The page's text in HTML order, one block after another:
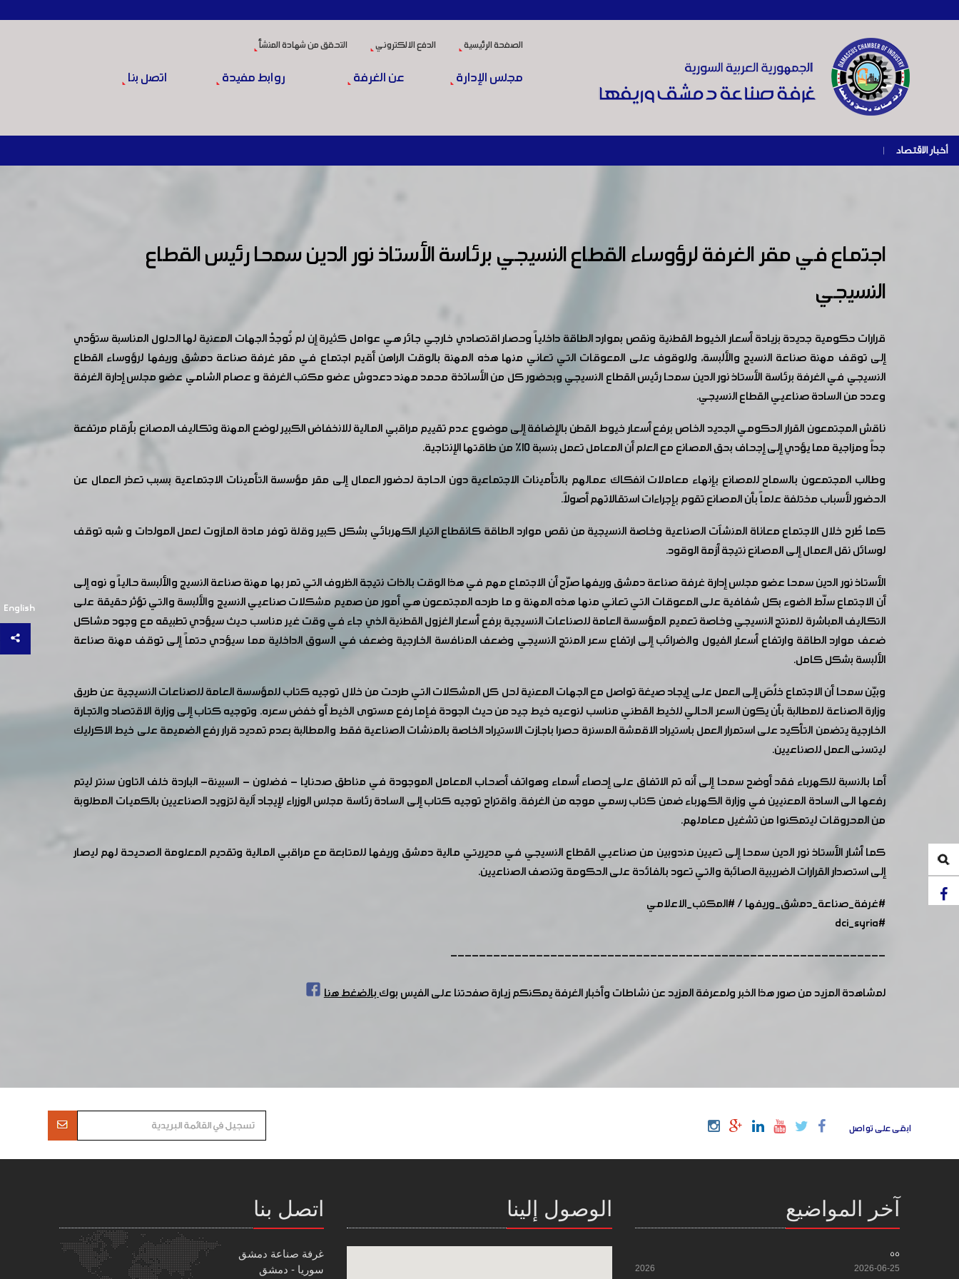
الصفحة الرئيسية الدفع الالكتروني التحقق من شهادة المنشأ
مجلس الإدارة عن الغرفة روابط مفيدة اتصل بنا
أخبار الاقتصاد |
English
اجتماع في مقر الغرفة لرؤوساء القطاع النسيجي برئاسة الأستاذ نور الدين سمحا رئيس القطاع
النسيجي
قرارات حكومية جديدة بزيادة أسعار الخيوط القطنية ونقص بموارد الطاقة داخلياً وحصار اقتصادي خارجي جائر هي عوامل كثيرة إن لم تُوجدْ الجهات المعنية لها الحلول المناسبة ستؤدي
إلى توقف مهنة صناعة النسيج والألبسة، وللوقوف على المعوقات التي تعاني منها هذه المهنة بالوقت الراهن أقيم اجتماع في مقر غرفة صناعة دمشق وريفها لرؤوساء القطاع
النسيجي في الغرفة برئاسة الأستاذ نور الدين سمحا رئيس القطاع النسيجي وبحضور كل من الأساتذة محمد مهند دعدوش عضو مكتب الغرفة و عصام الشامي عضو مجلس إدارة الغرفة
وعدد من السادة صناعيي القطاع النسيجي.
ناقش المجتمعون القرار الحكومي الجديد الخاص برفع أسعار خيوط القطن بالإضافة إلى موضوع عدم تقييم مراقبي المالية للانخفاض الكبير لوضع المهنة وتكاليف المصانع بأرقام مرتفعة
جداً ومزاجية مما يؤدي إلى إجحاف بحق المصانع مع العلم أن المعامل تعمل بنسبة 10% من طاقتها الإنتاجية.
وطالب المجتمعون بالسماح للمصانع بإنهاء معاملات انفكاك عمالهم بالتأمينات الاجتماعية دون الحاجة لحضور العمال إلى مقر مؤسسة التأمينات الاجتماعية بسبب تعذر العمال عن
الحضور لأسباب مختلفة علماً بأن المصانع تقوم بإجراءات استقالاتهم أصولاً.
كما طُرح خلال الاجتماع معاناة المنشآت الصناعية وخاصة النسيجية من نقص موارد الطاقة كانقطاع التيار الكهربائي بشكل كبير وقلة توفر مادة المازوت لعمل المولدات و شبه توقف
لوسائل نقل العمال إلى المصانع نتيجة أزمة الوقود.
الأستاذ نور الدين سمحا عضو مجلس إدارة غرفة صناعة دمشق وريفها صرّح أن الاجتماع مهم في هذا الوقت بالذات نتيجة الظروف التي تمر بها مهنة صناعة النسيج والألبسة حالياً و نوه إلى
أن الاجتماع سلّط الضوء بكل شفافية على المعوقات التي تعاني منها هذه المهنة و ما طرحه المجتمعون هي أمور من صميم مشكلات صناعيي النسيج والألبسة والتي تؤثر حقيقة على
التكاليف المباشرة للمنتج النسيجي وخاصة تعميم المؤسسة العامة للصناعات النسيجية برفع أسعار الغزول القطنية الذي جاء في وقت غير مناسب حيث سيؤدي تطبيقه مع وجود مشاكل
ضعف موارد الطاقة وارتفاع أسعار الفيول والضرائب إلى ارتفاع سعر المنتج النسيجي وضعف المنافسة الخارجية وضعف في السوق الداخلية مما سيؤدي حتماً إلى توقف مهنة صناعة
الألبسة بشكل كامل.
وبيّن سمحا أن الاجتماع خلُصَ إلى العمل على إيجاد صيغة تواصل مع الجهات المعنية لحل كل المشكلات التي طرحت من خلال توجيه كتاب للمؤسسة العامة للصناعات النسيجية عن طريق
وزارة الصناعة للمطالبة بأن يكون السعر الحالي للخيط القطني مناسب لنوعيه خيط جيد من حيث الجودة فإما رفع مستوى الخيط أو خفض سعره. وتوجيه كتاب إلى وزارة الاقتصاد والتجارة
الخارجية يتضمن التأكيد على استمرار العمل باستيراد الاقمشة المسنرة حصرا باجازت الاستيراد الخاصة بالمنشات الصناعية فقط والمطالبة بعدم تمديد قرار رفع الضميمة على خيط الاكرليك
ليتسنى العمل للصناعيين.
أما بالنسبة للكهرباء فقد أوضح سمحا إلى أنه تم الاتفاق على إحصاء أسماء وهواتف أصحاب المعامل الموجودة في مناطق صحنايا - فضلون - السبينة- الباردة خلف التاون سنتر ليتم
رفعها الى السادة المعنيين في وزارة الكهرباء ضمن كتاب رسمي موجه من الغرفة. واقتراح توجيه كتاب إلى السادة رئاسة مجلس الوزراء لإيجاد آلية لتزويد الصناعيين بالكميات المطلوبة
من المحروقات ليتمكنوا من تشغيل معاملهم.
كما أشار الأستاذ نور الدين سمحا إلى تعيين مندوبين من صناعيي القطاع النسيجي في مديريتي مالية دمشق وريفها للمتابعة مع مراقبي المالية وتقديم المعلومة الصحيحة لهم ليصار
إلى استصدار القرارات الضريبية الصائبة والتي تعود بالفائدة على الحكومة وتنصف الصناعيين.
#غرفة_صناعة_دمشق_وريفها/#المكتب_الاعلامي
#dci_syria
-------------------------------------------------------------
لمشاهدة المزيد من صور هذا الخبر ولمعرفة المزيد عن نشاطات وأخبار الغرفة يمكنكم زيارة صفحتنا على الفيس بوكبالضغط هنا
ابقى على تواصل
آخر المواضيع
55
2026-06-25
2026
الوصول إلينا اتصل بنا
غرفة صناعة دمشق
سوريا - دمشق